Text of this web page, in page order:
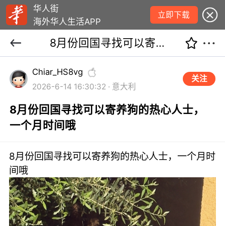
华人街
海外华人生活APP
立即下载
8月份回国寻找可以寄养狗的热心人士，一个月时间哦
Chiar_HS8vg
2026-6-14 16:30:32 · 意大利
关注
8月份回国寻找可以寄养狗的热心人士，
一个月时间哦
8月份回国寻找可以寄养狗的热心人士，一个月时
间哦